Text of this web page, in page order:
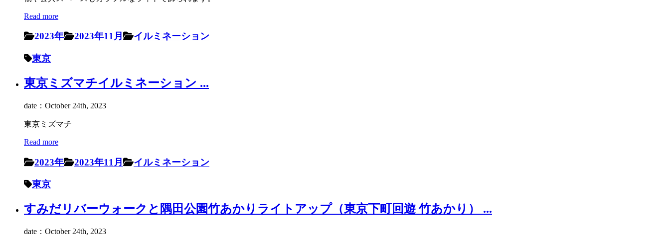
Read more
2023年 2023年11月 イルミネーション
東京
東京ミズマチイルミネーション ...
date：October 24th, 2023
東京ミズマチ
Read more
2023年 2023年11月 イルミネーション
東京
すみだリバーウォークと隅田公園竹あかりライトアップ（東京下町回遊 竹あかり） ...
date：October 24th, 2023